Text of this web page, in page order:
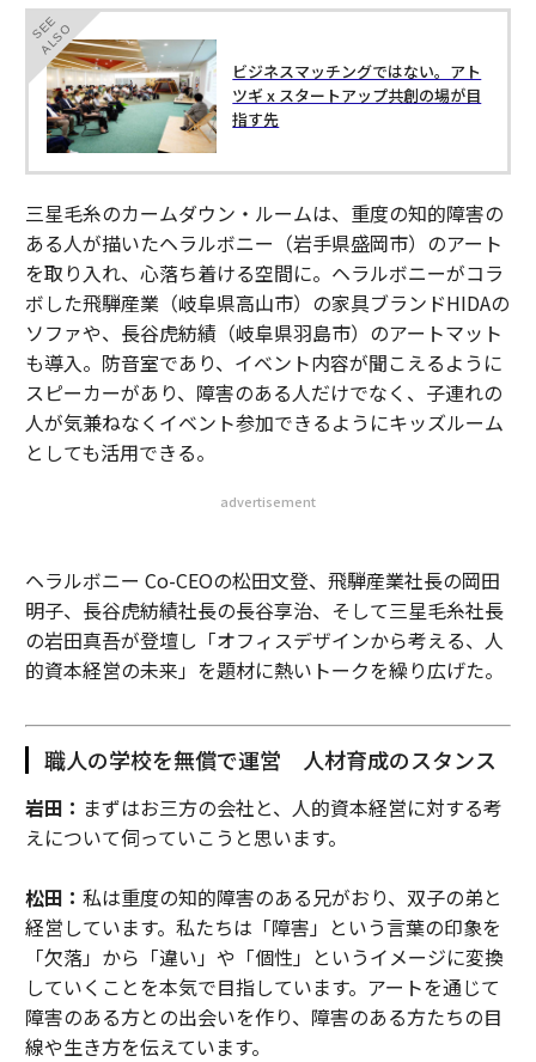
SEE
ALSO
ビジネスマッチングではない。アト
ツギ x スタートアップ共創の場が目
指す先
三星毛糸のカームダウン・ルームは、重度の知的障害の
ある人が描いたヘラルボニー（岩手県盛岡市）のアート
を取り入れ、心落ち着ける空間に。ヘラルボニーがコラ
ボした飛騨産業（岐阜県高山市）の家具ブランドHIDAの
ソファや、長谷虎紡績（岐阜県羽島市）のアートマット
も導入。防音室であり、イベント内容が聞こえるように
スピーカーがあり、障害のある人だけでなく、子連れの
人が気兼ねなくイベント参加できるようにキッズルーム
としても活用できる。
advertisement
ヘラルボニー Co-CEOの松田文登、飛騨産業社長の岡田
明子、長谷虎紡績社長の長谷享治、そして三星毛糸社長
の岩田真吾が登壇し「オフィスデザインから考える、人
的資本経営の未来」を題材に熱いトークを繰り広げた。
職人の学校を無償で運営 人材育成のスタンス
岩田： まずはお三方の会社と、人的資本経営に対する考
えについて伺っていこうと思います。
松田： 私は重度の知的障害のある兄がおり、双子の弟と
経営しています。私たちは「障害」という言葉の印象を
「欠落」から「違い」や「個性」というイメージに変換
していくことを本気で目指しています。アートを通じて
障害のある方との出会いを作り、障害のある方たちの目
線や生き方を伝えています。